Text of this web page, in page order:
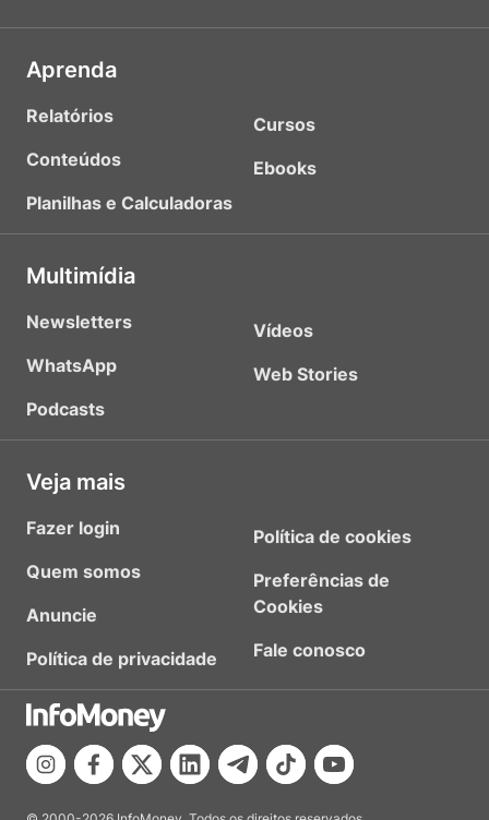
Aprenda
Relatórios
Conteúdos
Planilhas e Calculadoras
Cursos
Ebooks
Multimídia
Newsletters
WhatsApp
Podcasts
Vídeos
Web Stories
Veja mais
Fazer login
Quem somos
Anuncie
Política de privacidade
Política de cookies
Preferências de
Cookies
Fale conosco